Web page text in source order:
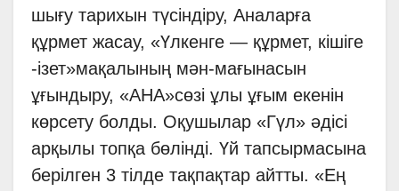
шығу тарихын түсіндіру, Аналарға
құрмет жасау, «Үлкенге — құрмет, кішіге
-ізет»мақалының мән-мағынасын
ұғындыру, «АНА»сөзі ұлы ұғым екенін
көрсету болды. Оқушылар «Гүл» әдісі
арқылы топқа бөлінді. Үй тапсырмасына
берілген 3 тілде тақпақтар айтты. «Ең